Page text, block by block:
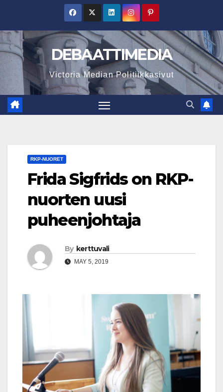
content
DEBAATTIMEDIA
Victoria Median Politiikkasivut
RKP-NUORET
Frida Sigfrids on RKP-
nuorten uusi
puheenjohtaja
By kerttuvali
MAY 5, 2019